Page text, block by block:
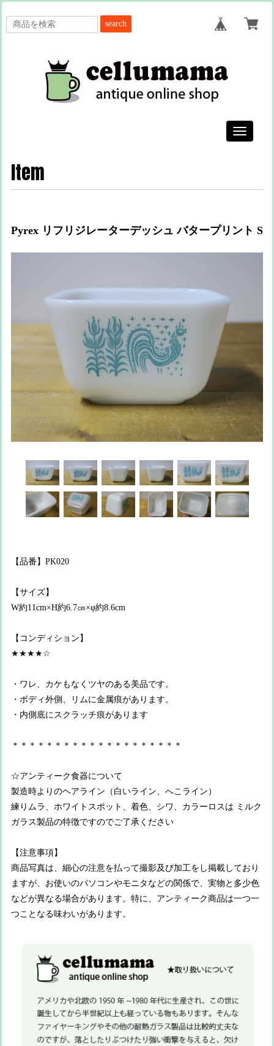
search
Toggle
Item
Pyrex リフリジレーターデッシュ バタープリント S
【品番】PK020
【サイズ】
W約11cm×H約6.7㎝×φ約8.6cm
【コンディション】
★★★★☆
・ワレ、カケもなくツヤのある美品です。
・ボディ外側、リムに金属痕があります。
・内側底にスクラッチ痕があります
＊＊＊＊＊＊＊＊＊＊＊＊＊＊＊＊＊＊＊＊
☆アンティーク食器について
製造時よりのヘアライン（白いライン、へこライン）
練りムラ、ホワイトスポット、着色、シワ、カラーロスは ミルク
ガラス製品の特徴ですのでご了承ください
【注意事項】
商品写真は、細心の注意を払って撮影及び加工をし掲載しており
ますが、お使いのパソコンやモニタなどの関係で、実物と多少色
などが異なる場合があります。特に、アンティーク商品は一つ一
つことなる味わいがあります。